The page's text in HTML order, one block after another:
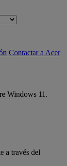
Contactar a Acer
Windows 11.
a través del